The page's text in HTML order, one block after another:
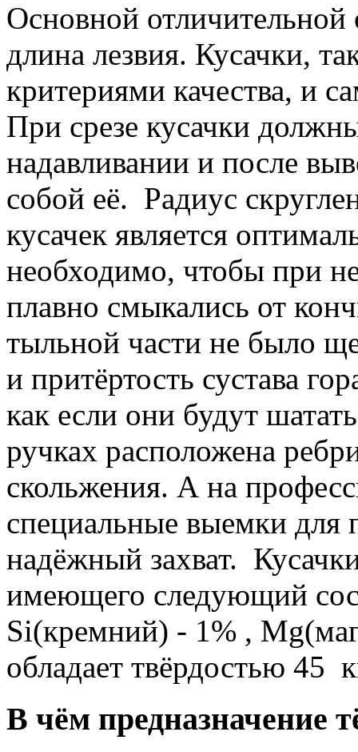
Основной отличительной
длина лезвия. Кусачки,
критериями качества, и
При срезе кусачки
надавливании и после
собой её. Радиус
кусачек является
необходимо, чтобы при
плавно смыкались от
тыльной части не было
и притёртость сустава
как если они будут
ручках расположена
скольжения. А на
специальные выемки для
надёжный захват.
имеющего следующий
Si(кремний) - 1% ,
обладает твёрдостью 45
В чём предназначение